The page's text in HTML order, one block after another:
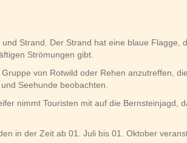
Strand. Der Strand hat eine blaue Flagge,
Strömungen gibt.
von Rotwild oder Rehen anzutreffen,
Seehunde beobachten.
nimmt Touristen mit auf die Bernsteinjagd,
in der Zeit ab 01. Juli bis 01. Oktober